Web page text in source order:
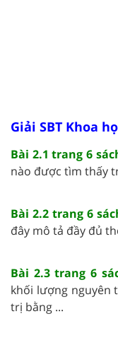
Giải SBT Khoa
Bài 2.1 trang 6
nào được tìm thấy
Bài 2.2 trang 6
đây mô tả đầy đủ
Bài 2.3 trang 6
khối lượng nguyên
trị bằng ...